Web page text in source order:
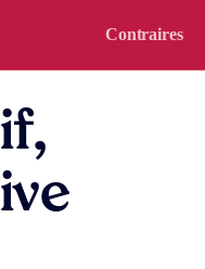
Contraires